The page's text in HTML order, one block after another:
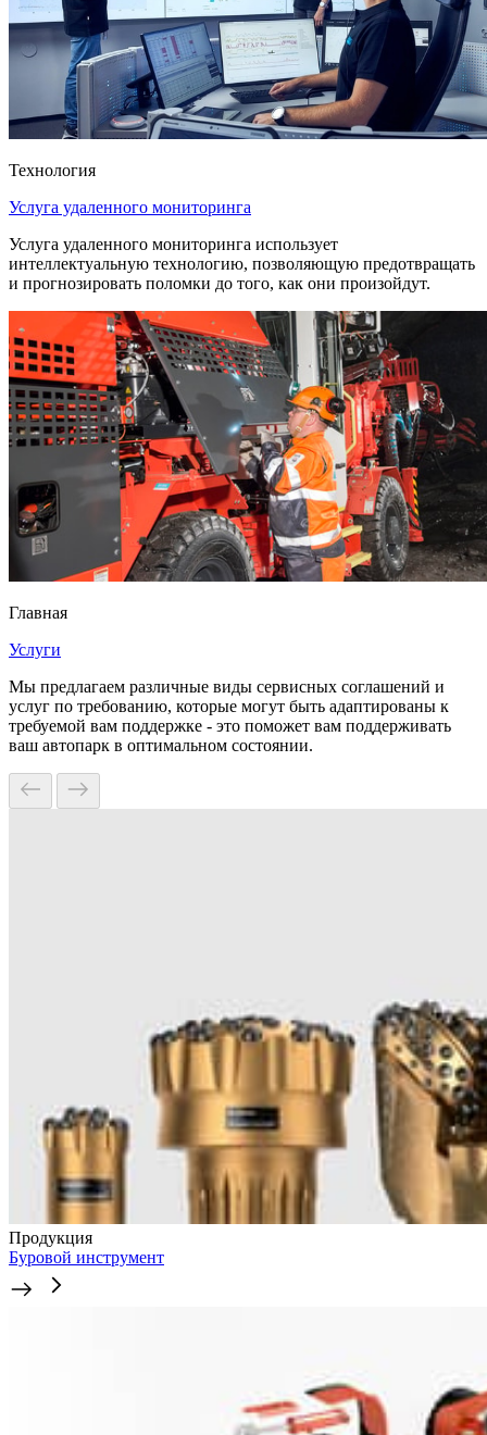
Технология
Услуга удаленного мониторинга
Услуга удаленного мониторинга использует
интеллектуальную технологию, позволяющую предотвращать
и прогнозировать поломки до того, как они произойдут.
Главная
Услуги
Мы предлагаем различные виды сервисных соглашений и
услуг по требованию, которые могут быть адаптированы к
требуемой вам поддержке - это поможет вам поддерживать
ваш автопарк в оптимальном состоянии.
Продукция
Буровой инструмент